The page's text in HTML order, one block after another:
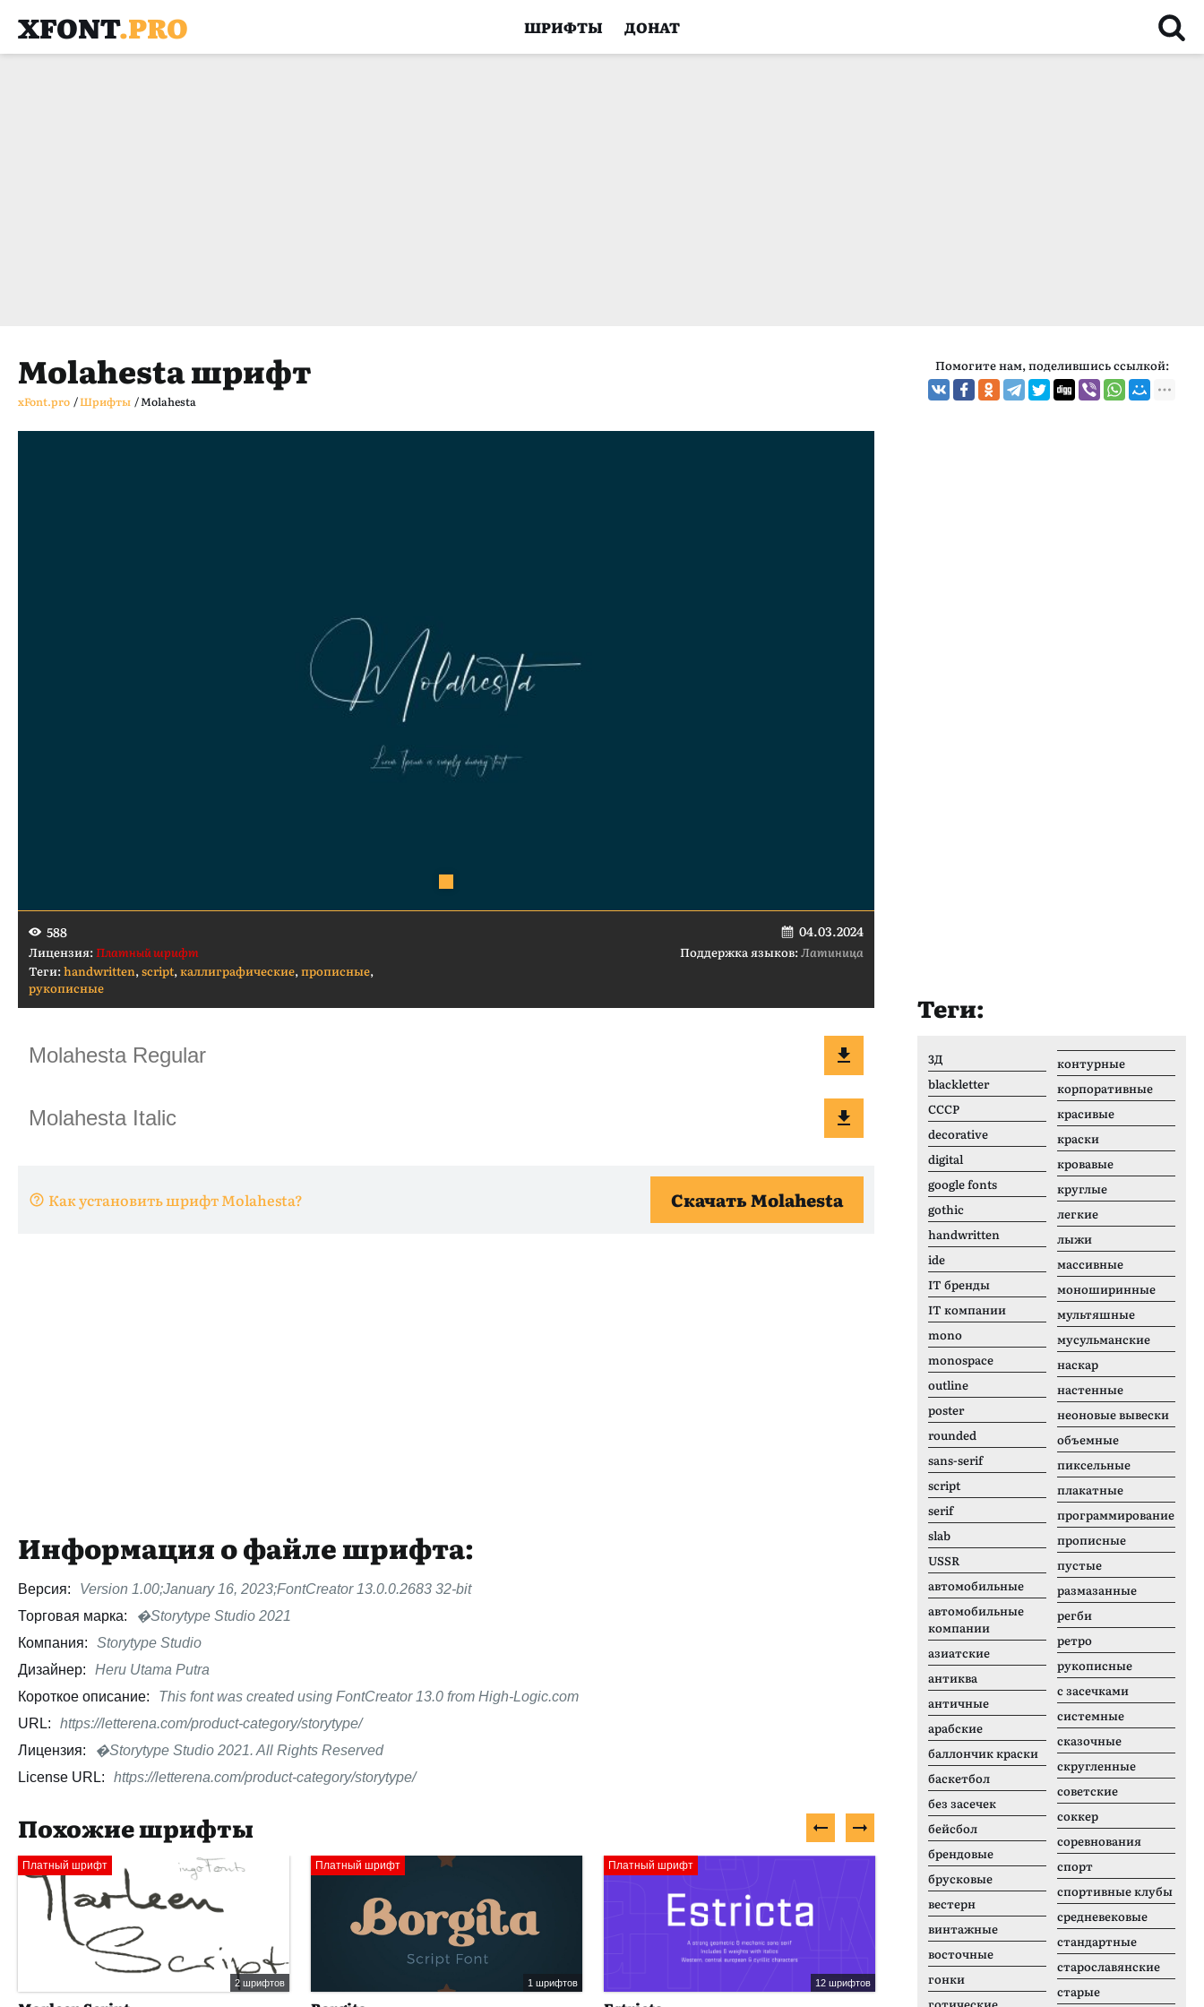
XFONT.PRO ШРИФТЫ ДОНАТ
Molahesta шрифт
xFont.pro /Шрифты /Molahesta
Помогите нам, поделившись ссылкой:
588 04.03.2024
Лицензия:Платный шрифт Поддержка языков:Латиница
Теги:handwritten,script,каллиграфические,прописные,
рукописные
Как установить шрифт Molahesta? Скачать Molahesta
Информация о файле шрифта:
Версия:
Version 1.00;January 16, 2023;FontCreator 13.0.0.2683 32-bit
Торговая марка:
�Storytype Studio 2021
Компания:
Storytype Studio
Дизайнер:
Heru Utama Putra
Короткое описание:
This font was created using FontCreator 13.0 from High-Logic.com
URL:
https://letterena.com/product-category/storytype/
Лицензия:
�Storytype Studio 2021. All Rights Reserved
License URL:
https://letterena.com/product-category/storytype/
Похожие шрифты
Платный шрифт
2 шрифтов
Платный шрифт
1 шрифтов
Платный шрифт
12 шрифтов
Платный шрифт
1 шрифтов
Теги:
3Д
blackletter
CCCР
decorative
digital
google fonts
gothic
handwritten
ide
IT бренды
IT компании
mono
monospace
outline
poster
rounded
sans-serif
script
serif
slab
USSR
автомобильные
автомобильные
компании
азиатские
антиква
античные
арабские
баллончик краски
баскетбол
без засечек
бейсбол
брендовые
брусковые
вестерн
винтажные
восточные
гонки
контурные
корпоративные
красивые
краски
кровавые
круглые
легкие
лыжи
массивные
моноширинные
мультяшные
мусульманские
наскар
настенные
неоновые вывески
объемные
пиксельные
плакатные
программирование
прописные
пустые
размазанные
регби
ретро
рукописные
с засечками
системные
сказочные
скругленные
советские
соккер
соревнования
спорт
спортивные клубы
средневековые
стандартные
старославянские
старые